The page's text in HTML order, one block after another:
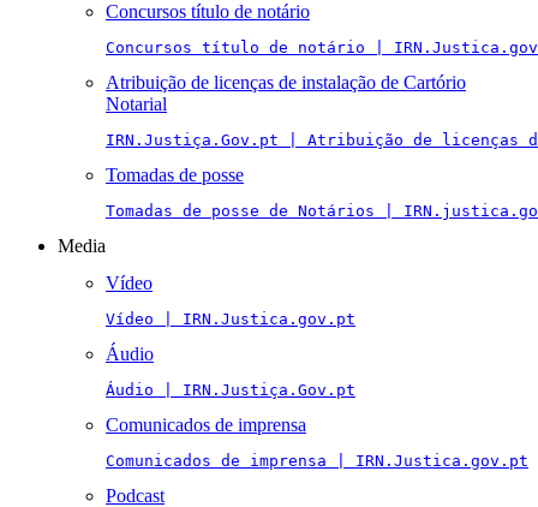
Concursos título de notário
Concursos título de notário |
Atribuição de licenças de instalação de Cartório
Notarial
IRN.Justiça.Gov.pt | Atribuição de licenças
Tomadas de posse
Tomadas de posse de Notários |
Media
Vídeo
Vídeo | IRN.Justica.gov.pt
Áudio
Áudio | IRN.Justiça.Gov.pt
Comunicados de imprensa
Comunicados de imprensa | IRN.Justica.gov.pt
Podcast